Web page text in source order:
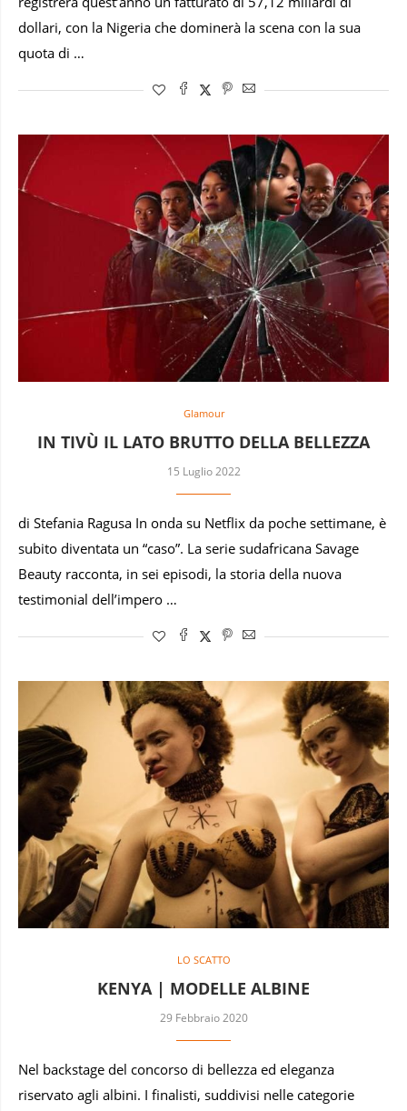
dollari, con la Nigeria che dominerà la scena con la sua
quota di …
Glamour
IN TIVÙ IL LATO BRUTTO DELLA BELLEZZA
15 Luglio 2022
di Stefania Ragusa In onda su Netflix da poche settimane, è
subito diventata un “caso”. La serie sudafricana Savage
Beauty racconta, in sei episodi, la storia della nuova
testimonial dell’impero …
LO SCATTO
KENYA | MODELLE ALBINE
29 Febbraio 2020
Nel backstage del concorso di bellezza ed eleganza
riservato agli albini. I finalisti, suddivisi nelle categorie